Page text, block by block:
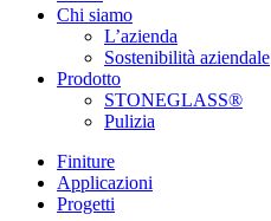
Chi siamo
L’azienda
Sostenibilità aziendale
Prodotto
STONEGLASS®
Pulizia
Finiture
Applicazioni
Progetti